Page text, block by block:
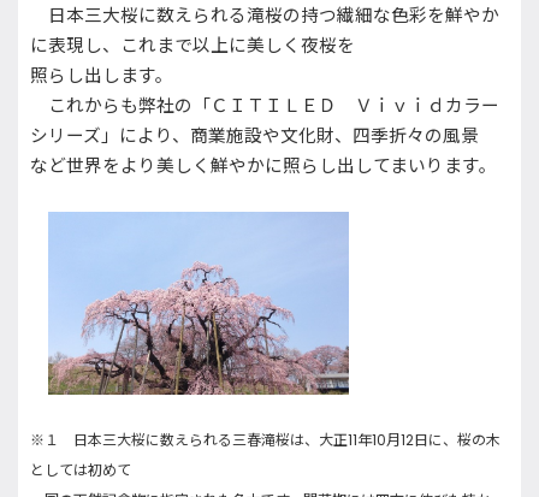
日本三大桜に数えられる滝桜の持つ繊細な色彩を鮮やか
に表現し、これまで以上に美しく夜桜を
照らし出します。
これからも弊社の「ＣＩＴＩＬＥＤ Ｖｉｖｉｄカラー
シリーズ」により、商業施設や文化財、四季折々の風景
など世界をより美しく鮮やかに照らし出してまいります。
※１ 日本三大桜に数えられる三春滝桜は、大正11年10月12日に、桜の木
としては初めて